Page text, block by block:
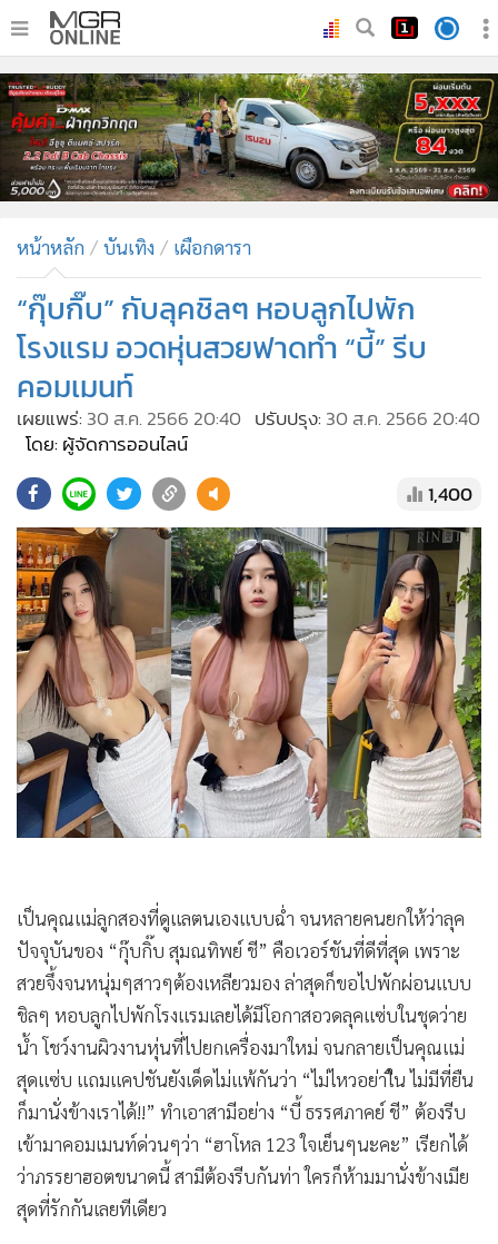
• หน้าหลัก
• ทันเหตุการณ์
• ภาคใต้
• ภูมิภาค
• บันเทิง
ผู้จัดการรายวัน
คอลัมนิสต์
• ละคร
• CbizReview
• Cyber BIZ
• Good health & Well-being
• Green Innovation & SD
• Management & HR
• MGR Live
• Infographic
• การเมือง
• ท่องเที่ยว
• กีฬา
• ต่างประเทศ
Special Scoop
• เศรษฐกิจ-ธุรกิจ
• ชุมชน-คุณภาพชีวิต
• อาชญากรรม
• Motoring
• เกม
• วิทยาศาสตร์
• SMEs
• หุ้น
• อินโดจีน
• กองทุนรวม
• Celeb Online
หน้าหลัก บันเทิง เผือกดารา
“กุ๊บกิ๊บ” กับลุคชิลๆ หอบลูกไปพัก
โรงแรม อวดหุ่นสวยฟาดทำ “บี้” รีบ
คอมเมนท์
เผยแพร่: 30 ส.ค. 2566 20:40 ปรับปรุง: 30 ส.ค. 2566 20:40
โดย: ผู้จัดการออนไลน์
1,400
เป็นคุณแม่ลูกสองที่ดูแลตนเองแบบฉ่ำ จนหลายคนยกให้ว่าลุค
ปัจจุบันของ “กุ๊บกิ๊บ สุมณทิพย์ ชี” คือเวอร์ชันที่ดีที่สุด เพราะ
สวยจึ้งจนหนุ่มๆสาวๆต้องเหลียวมอง ล่าสุดก็ขอไปพักผ่อนแบบ
ชิลๆ หอบลูกไปพักโรงแรมเลยได้มีโอกาสอวดลุคแซ่บในชุดว่าย
น้ำ โชว์งานผิวงานหุ่นที่ไปยกเครื่องมาใหม่ จนกลายเป็นคุณแม่
สุดแซ่บ แถมแคปชันยังเด็ดไม่แพ้กันว่า “ไม่ไหวอย่าใืน ไม่มีที่ยืน
ก็มานั่งข้างเราได้!!” ทำเอาสามีอย่าง “บี้ ธรรศภาคย์ ชี” ต้องรีบ
เข้ามาคอมเมนท์ด่วนๆว่า “ฮาโหล 123 ใจเย็นๆนะคะ” เรียกได้
ว่าภรรยาฮอตขนาดนี้ สามีต้องรีบกันท่า ใครก็ห้ามมานั่งข้างเมีย
สุดที่รักกันเลยทีเดียว